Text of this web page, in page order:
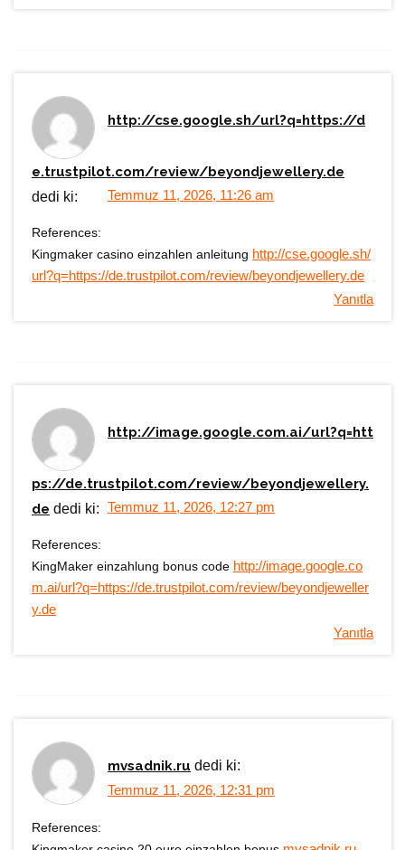
http://cse.google.sh/url?q=https://d
e.trustpilot.com/review/beyondjewellery.de
dedi ki: Temmuz 11, 2026, 11:26 am
References:
Kingmaker casino einzahlen anleitung http://cse.google.sh/
url?q=https://de.trustpilot.com/review/beyondjewellery.de
Yanıtla
http://image.google.com.ai/url?q=htt
ps://de.trustpilot.com/review/beyondjewellery.
de dedi ki: Temmuz 11, 2026, 12:27 pm
References:
KingMaker einzahlung bonus code http://image.google.co
m.ai/url?q=https://de.trustpilot.com/review/beyondjeweller
y.de
Yanıtla
mvsadnik.ru dedi ki:
Temmuz 11, 2026, 12:31 pm
References: